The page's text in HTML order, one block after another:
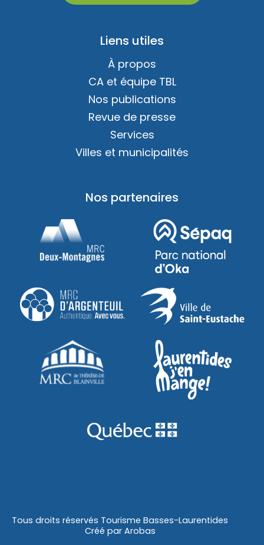
Liens utiles
À propos
CA et équipe TBL
Nos publications
Revue de presse
Services
Villes et municipalités
Nos partenaires
Tous droits réservés Tourisme Basses-Laurentides
Créé par Arobas